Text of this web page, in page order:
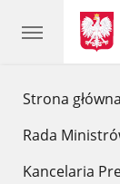
Strona główna
Rada
Kancelaria